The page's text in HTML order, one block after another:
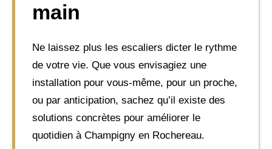
main
Ne laissez plus les escaliers dicter le rythme
de votre vie. Que vous envisagiez une
installation pour vous-même, pour un proche,
ou par anticipation, sachez qu’il existe des
solutions concrètes pour améliorer le
quotidien à Champigny en Rochereau.